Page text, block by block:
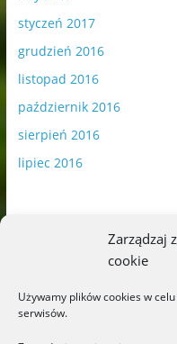
Zarządzaj
cookie
Używamy plików cookies w
serwisów.
styczeń 2017
grudzień 2016
listopad 2016
październik 2016
sierpień 2016
lipiec 2016